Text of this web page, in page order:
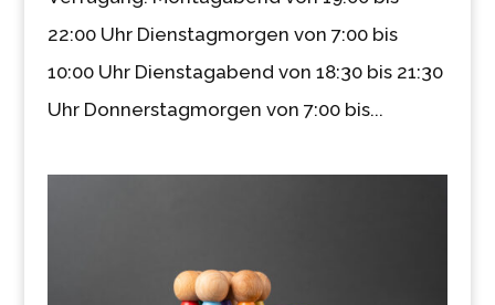
22:00 Uhr Dienstagmorgen von 7:00 bis
10:00 Uhr Dienstagabend von 18:30 bis 21:30
Uhr Donnerstagmorgen von 7:00 bis...